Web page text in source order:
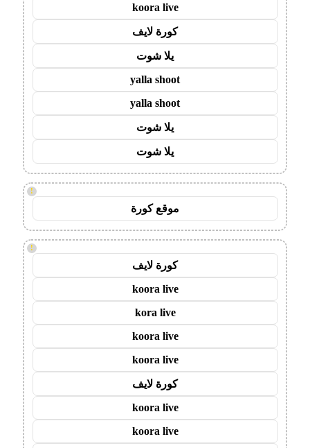
koora live
كورة لايف
يلا شوت
yalla shoot
yalla shoot
يلا شوت
يلا شوت
!
موقع كورة
!
كورة لايف
koora live
kora live
koora live
koora live
كورة لايف
koora live
koora live